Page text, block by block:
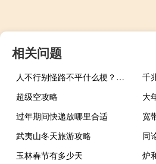
相关问题
人不行别怪路不平什么梗？人不行别怪路不平是什么意思什么梗
千
超级空攻略
大
过年期间快递放哪里合适
宽
武夷山冬天旅游攻略
同
玉林春节有多少天
炉